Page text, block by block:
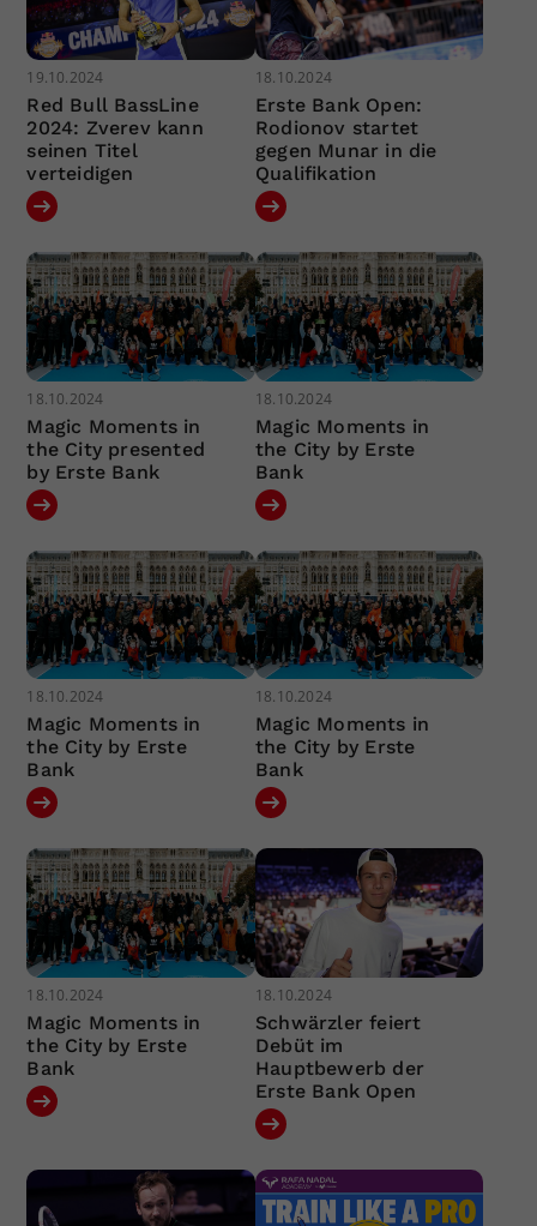
19.10.2024
Red Bull BassLine
2024: Zverev kann
seinen Titel
verteidigen
18.10.2024
Erste Bank Open:
Rodionov startet
gegen Munar in die
Qualifikation
18.10.2024
Magic Moments in
the City presented
by Erste Bank
18.10.2024
Magic Moments in
the City by Erste
Bank
18.10.2024
Magic Moments in
the City by Erste
Bank
18.10.2024
Magic Moments in
the City by Erste
Bank
18.10.2024
Magic Moments in
the City by Erste
Bank
18.10.2024
Schwärzler feiert
Debüt im
Hauptbewerb der
Erste Bank Open